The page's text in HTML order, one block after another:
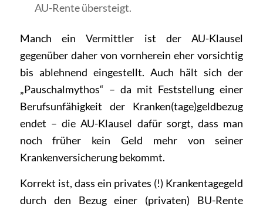
AU-Rente übersteigt.
Manch ein Vermittler ist der AU-Klausel
gegenüber daher von vornherein eher vorsichtig
bis ablehnend eingestellt. Auch hält sich der
„Pauschalmythos“ – da mit Feststellung einer
Berufsunfähigkeit der Kranken(tage)geldbezug
endet – die AU-Klausel dafür sorgt, dass man
noch früher kein Geld mehr von seiner
Krankenversicherung bekommt.
Korrekt ist, dass ein privates (!) Krankentagegeld
durch den Bezug einer (privaten) BU-Rente